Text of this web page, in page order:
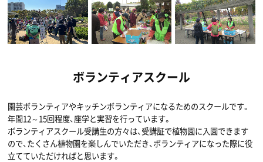
ボランティアスクール
園芸ボランティアやキッチンボランティアになるためのスクールです。
年間12～15回程度、座学と実習を行っています。
ボランティアスクール受講生の方々は、受講証で植物園に入園できます
ので、たくさん植物園を楽しんでいただき、ボランティアになった際に役
立てていただければと思います。